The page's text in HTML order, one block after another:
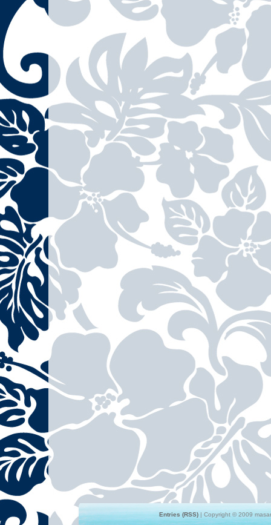
Entries (RSS) | Copyright © 2009